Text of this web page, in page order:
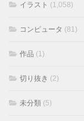
イラスト (1,058)
コンピュータ (81)
作品 (1)
切り抜き (2)
未分類 (5)